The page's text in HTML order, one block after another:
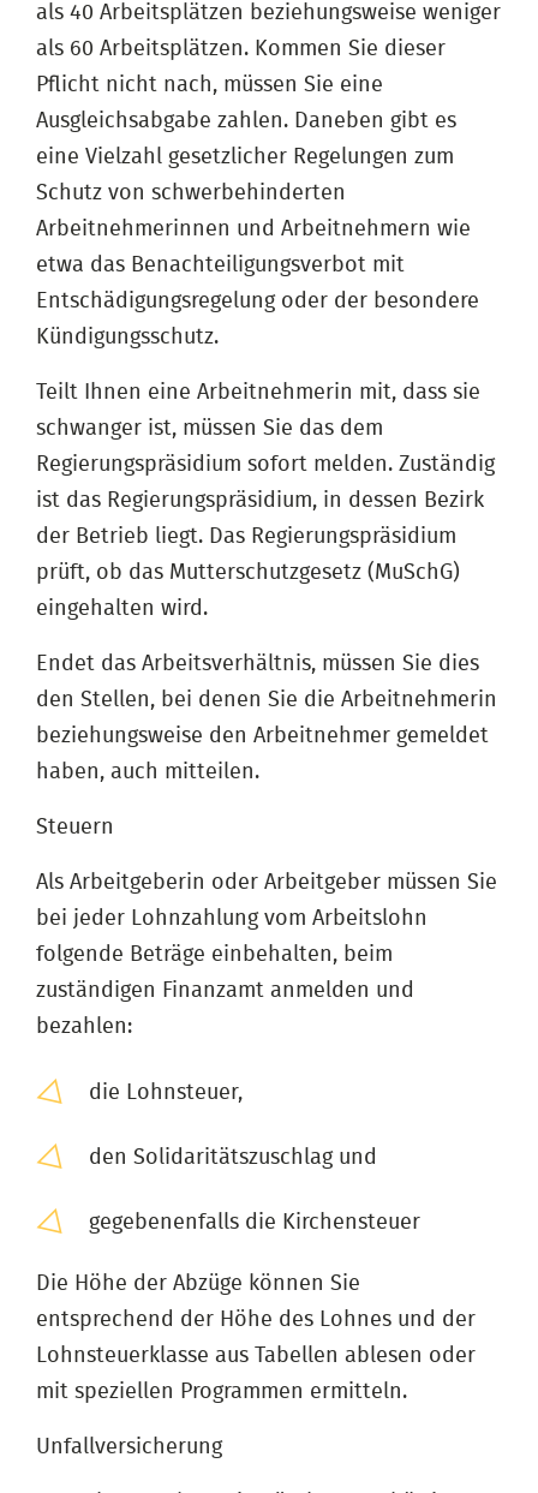
als 40 Arbeitsplätzen beziehungsweise weniger
als 60 Arbeitsplätzen. Kommen Sie dieser
Pflicht nicht nach, müssen Sie eine
Ausgleichsabgabe zahlen. Daneben gibt es
eine Vielzahl gesetzlicher Regelungen zum
Schutz von schwerbehinderten
Arbeitnehmerinnen und Arbeitnehmern wie
etwa das Benachteiligungsverbot mit
Entschädigungsregelung oder der besondere
Kündigungsschutz.
Teilt Ihnen eine Arbeitnehmerin mit, dass sie
schwanger ist, müssen Sie das dem
Regierungspräsidium sofort melden. Zuständig
ist das Regierungspräsidium, in dessen Bezirk
der Betrieb liegt. Das Regierungspräsidium
prüft, ob das Mutterschutzgesetz (MuSchG)
eingehalten wird.
Endet das Arbeitsverhältnis, müssen Sie dies
den Stellen, bei denen Sie die Arbeitnehmerin
beziehungsweise den Arbeitnehmer gemeldet
haben, auch mitteilen.
Steuern
Als Arbeitgeberin oder Arbeitgeber müssen Sie
bei jeder Lohnzahlung vom Arbeitslohn
folgende Beträge einbehalten, beim
zuständigen Finanzamt anmelden und
bezahlen:
die Lohnsteuer,
den Solidaritätszuschlag und
gegebenenfalls die Kirchensteuer
Die Höhe der Abzüge können Sie
entsprechend der Höhe des Lohnes und der
Lohnsteuerklasse aus Tabellen ablesen oder
mit speziellen Programmen ermitteln.
Unfallversicherung